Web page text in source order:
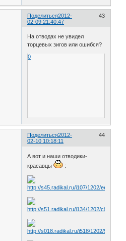
Поделиться 43
2012-
02-09 21:40:47
На отводах не увидел
торцевых зигов или ошибся?
0
Поделиться 44
2012-
02-10 10:18:11
А вот и наши отводики-
красавцы
: